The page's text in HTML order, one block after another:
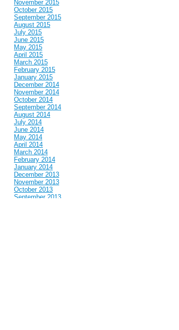
November 2015
October 2015
September 2015
August 2015
July 2015
June 2015
May 2015
April 2015
March 2015
February 2015
January 2015
December 2014
November 2014
October 2014
September 2014
August 2014
July 2014
June 2014
May 2014
April 2014
March 2014
February 2014
January 2014
December 2013
November 2013
October 2013
September 2013